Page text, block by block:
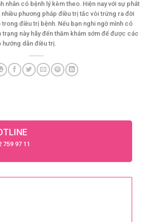
nhân có bệnh lý kèm theo. Hiện nay với sự phát
phương pháp điều trị tắc vòi trứng ra đời
điều trị bệnh. Nếu bạn nghi ngờ mình có
trạng này hãy đến thăm khám sớm để được các
hướng dẫn điều trị.
759 97 11